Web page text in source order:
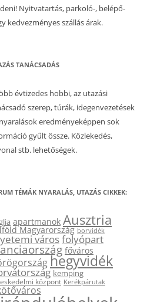
Nyitvatartás, parkoló-, belépő-
kedvezményes szállás árak.
TANÁCSADÁS
évtizedes hobbi, az utazási
szerep, túrák, idegenvezetések
eredményeképpen sok
gyűlt össze. Közlekedés,
stb. lehetőségek.
TÉMÁK NYARALÁS, UTAZÁS CIKKEK:
apartmanok Ausztria
Magyarország borvidék
városfolyópart
főváros
hegyvidék
kemping
központ Kerékpárutak